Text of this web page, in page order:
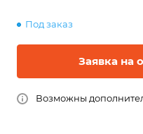
Под заказ
Заявка на
Возможны